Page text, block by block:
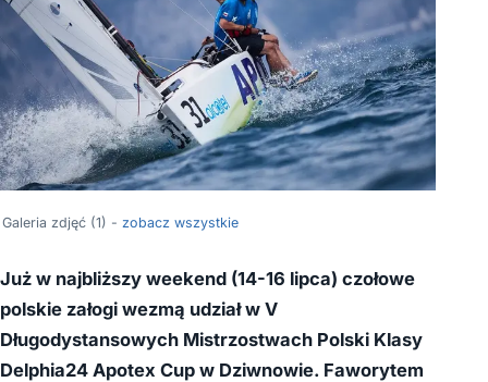
Galeria zdjęć (1) - zobacz wszystkie
Już w najbliższy weekend (14-16 lipca) czołowe
polskie załogi wezmą udział w V
Długodystansowych Mistrzostwach Polski Klasy
Delphia24 Apotex Cup w Dziwnowie. Faworytem